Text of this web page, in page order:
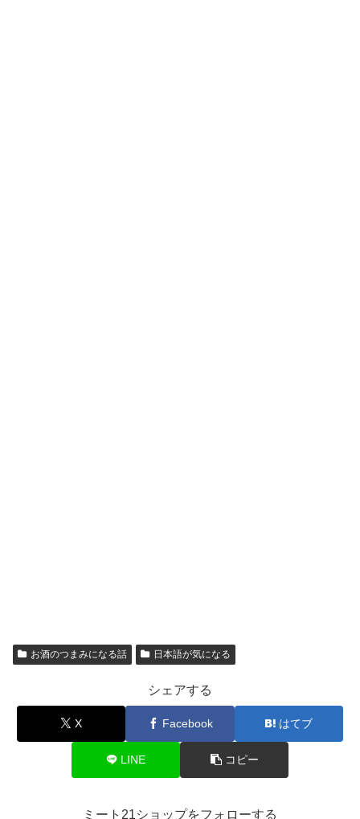
お酒のつまみになる話 日本語が気になる
シェアする
X Facebook はてブ
LINE コピー
ミート21ショップをフォローする